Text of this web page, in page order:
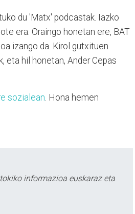
du 'Matx' podcastak. Iazko
era. Oraingo honetan ere, BAT
izango da. Kirol gutxituen
eta hil honetan, Ander Cepas
sozialean . Hona hemen
informazioa euskaraz eta